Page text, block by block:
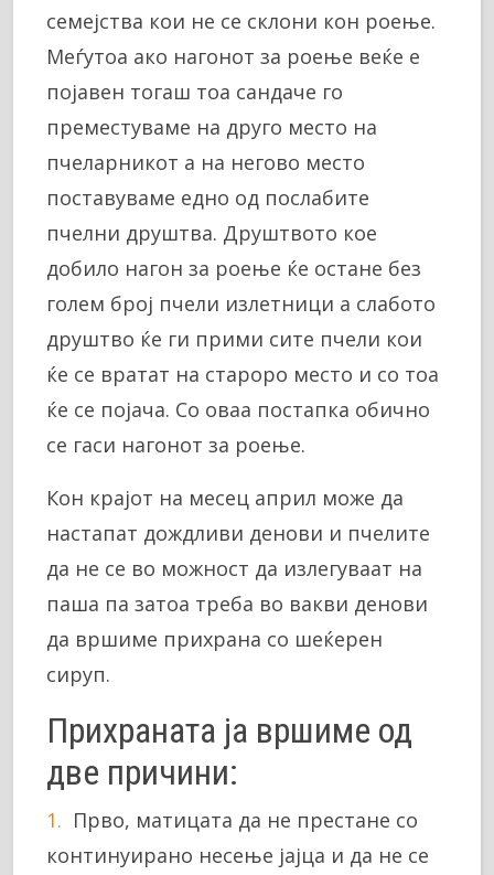
семејства кои не се склони кон роење.
Меѓутоа ако нагонот за роење веќе е
појавен тогаш тоа сандаче го
преместуваме на друго место на
пчеларникот а на негово место
поставуваме едно од послабите
пчелни друштва. Друштвото кое
добило нагон за роење ќе остане без
голем број пчели излетници а слабото
друштво ќе ги прими сите пчели кои
ќе се вратат на староро место и со тоа
ќе се појача. Со оваа постапка обично
се гаси нагонот за роење.
Кон крајот на месец април може да
настапат дождливи денови и пчелите
да не се во можност да излегуваат на
паша па затоа треба во вакви денови
да вршиме прихрана со шеќерен
сируп.
Прихраната ја вршиме од
две причини:
Прво, матицата да не престане со
континуирано несење јајца и да не се